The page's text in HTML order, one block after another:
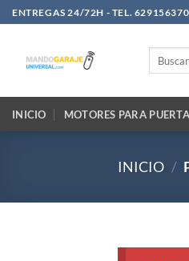
Saltar
al
ENTREGAS 24/72H - TEL.
INICIO MOTORES PARA
INICIO /